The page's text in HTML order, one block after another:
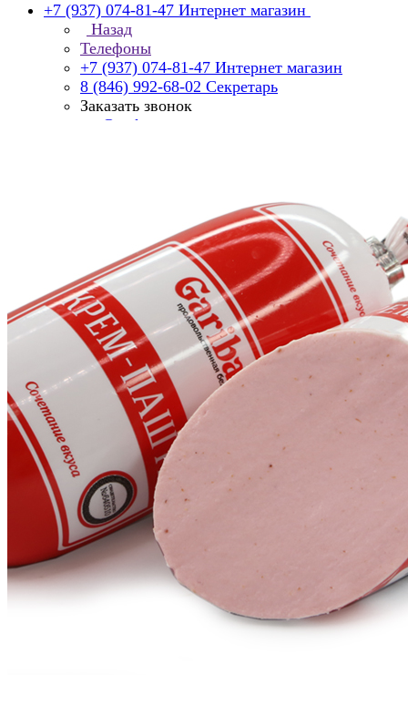
+7 (937) 074-81-47 Интернет магазин
Назад
Телефоны
+7 (937) 074-81-47 Интернет магазин
8 (846) 992-68-02 Секретарь
Заказать звонок
manager@smko.ru
Главная
Паштеты
Крем-паштет